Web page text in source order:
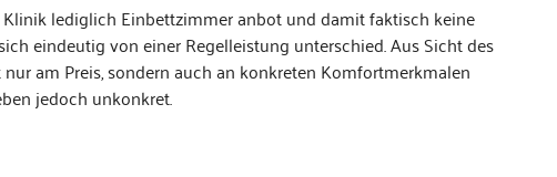
lediglich Einbettzimmer anbot und damit faktisch keine
eindeutig von einer Regelleistung unterschied. Aus Sicht des
am Preis, sondern auch an konkreten Komfortmerkmalen
jedoch unkonkret.